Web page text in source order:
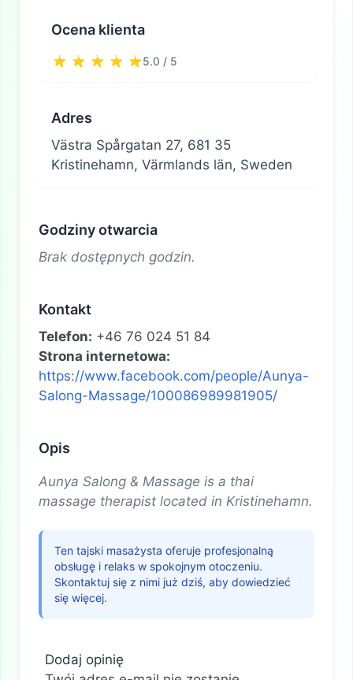
Ocena klienta
5.0 / 5
Adres
Västra Spårgatan 27, 681 35
Kristinehamn, Värmlands län, Sweden
Godziny otwarcia
Brak dostępnych godzin.
Kontakt
Telefon: +46 76 024 51 84
Strona internetowa:
https://www.facebook.com/people/Aunya-
Salong-Massage/100086989981905/
Opis
Aunya Salong & Massage is a thai
massage therapist located in Kristinehamn.
Ten tajski masażysta oferuje profesjonalną
obsługę i relaks w spokojnym otoczeniu.
Skontaktuj się z nimi już dziś, aby dowiedzieć
się więcej.
Dodaj opinię